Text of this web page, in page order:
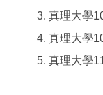
真理大學
真理大學
真理大學